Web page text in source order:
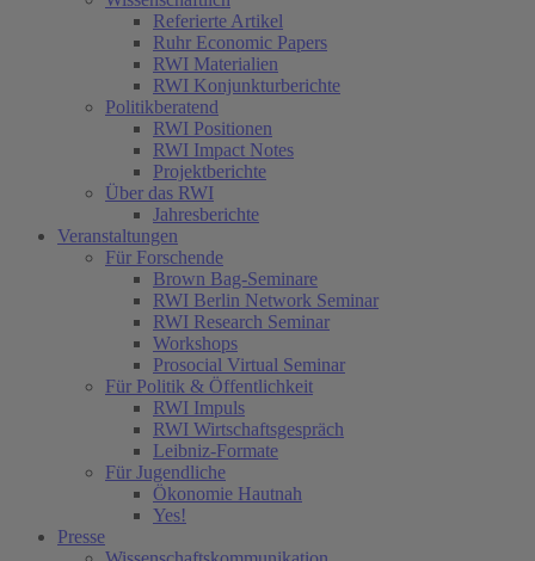
Referierte Artikel
Ruhr Economic Papers
RWI Materialien
RWI Konjunkturberichte
Politikberatend
RWI Positionen
RWI Impact Notes
Projektberichte
Über das RWI
Jahresberichte
Veranstaltungen
Für Forschende
Brown Bag-Seminare
RWI Berlin Network Seminar
RWI Research Seminar
Workshops
Prosocial Virtual Seminar
Für Politik & Öffentlichkeit
RWI Impuls
RWI Wirtschaftsgespräch
Leibniz-Formate
Für Jugendliche
Ökonomie Hautnah
Yes!
Presse